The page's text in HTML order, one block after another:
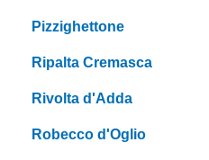
Pizzighettone
Ripalta Cremasca
Rivolta d'Adda
Robecco d'Oglio